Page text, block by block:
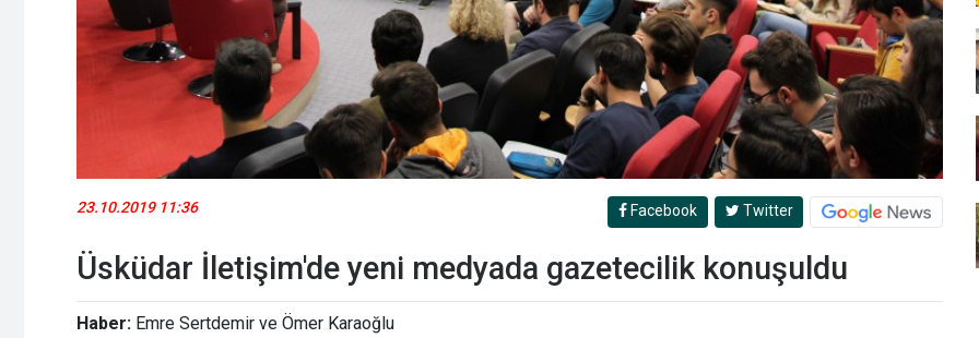
23.10.2019 11:36 Facebook Twitter
Üsküdar İletişim'de yeni medyada gazetecilik konuşuldu
Haber: Emre Sertdemir ve Ömer Karaoğlu